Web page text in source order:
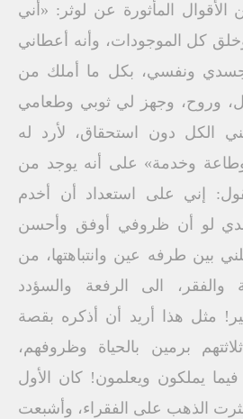
الأقوال المأثورة عن لوثر: «أني
كل الموجودات، وأنه أعطاني
ونفسي، بكل ما أملك من
وروح، وجهز لي ثوبي وطعامي
الكل دون استحقاق، لأرد له
وخدمة» على أنه يوجد من
إني على استعداد أن أخدم
لو أن ظروفي أوفق وأحسن
بين طرفه عين وانتباهتها، من
الى الرفعة والسؤدد
مثل هذا أريد أن أذكره بقصة
برمين بالحياة وظروفهم،
يملكون ويعلمون! كان الأول
الذهب على الفقراء، وأشبعت